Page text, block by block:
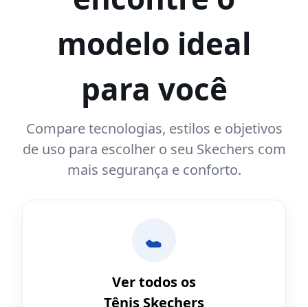
modelo ideal
para você
Compare tecnologias, estilos e objetivos
de uso para escolher o seu Skechers com
mais segurança e conforto.
Ver todos os
Tênis Skechers